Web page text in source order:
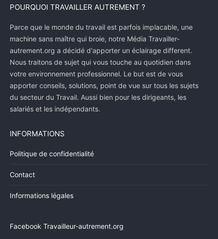
POURQUOI TRAVAILLER AUTREMENT ?
Parce que le monde du travail est parfois implacable, une
machine sans maître qui broie, notre Média Travailler-
autrement.org a décidé d'apporter un éclairage different.
Nous traitons de sujet qui vous touche au quotidien dans
votre environnement professionnel. Le but est de vous
apporter conseils, solutions, point de vue sur tous les sujets
du secteur du Travail. Aussi bien pour les dirigeants, les
salariés et les indépendants.
INFORMATIONS
Politique de confidentialité
Contact
Informations légales
Facebook Travailleur-autrement.org